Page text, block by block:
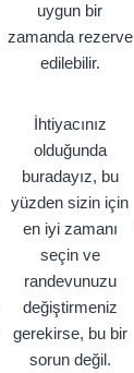
uygun bir
zamanda rezerve
edilebilir.
İhtiyacınız
olduğunda
buradayız, bu
yüzden sizin için
en iyi zamanı
seçin ve
randevunuzu
değiştirmeniz
gerekirse, bu bir
sorun değil.